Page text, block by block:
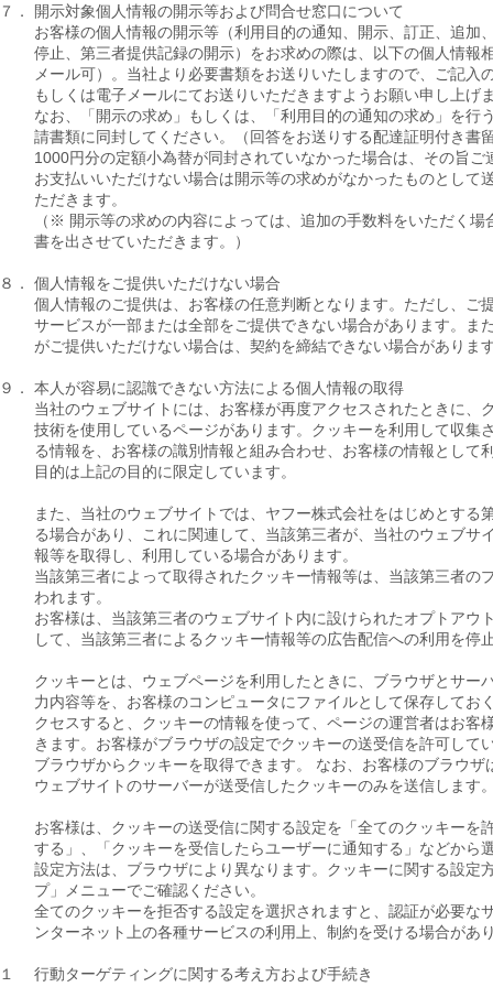
７．
開示対象個人情報の開示等および問合せ窓口について
お客様の個人情報の開示等（利用目的の通知、開示、訂正、追加
停止、第三者提供記録の開示）をお求めの際は、以下の個人情報
メール可）。当社より必要書類をお送りいたしますので、ご記入
もしくは電子メールにてお送りいただきますようお願い申し上げ
なお、「開示の求め」もしくは、「利用目的の通知の求め」を行
請書類に同封してください。（回答をお送りする配達証明付き書
1000円分の定額小為替が同封されていなかった場合は、その旨
お支払いいただけない場合は開示等の求めがなかったものとして
ただきます。
（※ 開示等の求めの内容によっては、追加の手数料をいただく
書を出させていただきます。）
８．
個人情報をご提供いただけない場合
個人情報のご提供は、お客様の任意判断となります。ただし、ご
サービスが一部または全部をご提供できない場合があります。ま
がご提供いただけない場合は、契約を締結できない場合がありま
９．
本人が容易に認識できない方法による個人情報の取得
当社のウェブサイトには、お客様が再度アクセスされたときに、
技術を使用しているページがあります。クッキーを利用して収集
る情報を、お客様の識別情報と組み合わせ、お客様の情報として
目的は上記の目的に限定しています。
また、当社のウェブサイトでは、ヤフー株式会社をはじめとする
る場合があり、これに関連して、当該第三者が、当社のウェブサ
報等を取得し、利用している場合があります。
当該第三者によって取得されたクッキー情報等は、当該第三者の
われます。
お客様は、当該第三者のウェブサイト内に設けられたオプトアウ
して、当該第三者によるクッキー情報等の広告配信への利用を停
クッキーとは、ウェブページを利用したときに、ブラウザとサー
力内容等を、お客様のコンピュータにファイルとして保存してお
クセスすると、クッキーの情報を使って、ページの運営者はお客
きます。お客様がブラウザの設定でクッキーの送受信を許可して
ブラウザからクッキーを取得できます。 なお、お客様のブラウ
ウェブサイトのサーバーが送受信したクッキーのみを送信します
お客様は、クッキーの送受信に関する設定を「全てのクッキーを
する」、「クッキーを受信したらユーザーに通知する」などから
設定方法は、ブラウザにより異なります。クッキーに関する設定
プ」メニューでご確認ください。
全てのクッキーを拒否する設定を選択されますと、認証が必要な
ンターネット上の各種サービスの利用上、制約を受ける場合があ
１
行動ターゲティングに関する考え方および手続き